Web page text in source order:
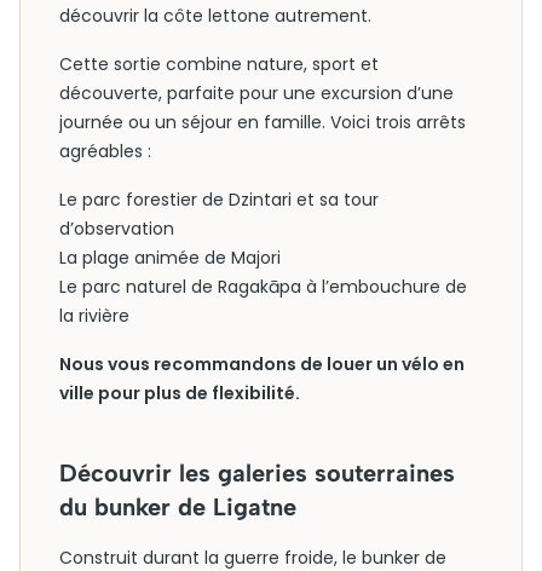
découvrir la côte lettone autrement.
Cette sortie combine nature, sport et
découverte, parfaite pour une excursion d’une
journée ou un séjour en famille. Voici trois arrêts
agréables :
Le parc forestier de Dzintari et sa tour
d’observation
La plage animée de Majori
Le parc naturel de Ragakāpa à l’embouchure de
la rivière
Nous vous recommandons de louer un vélo en
ville pour plus de flexibilité.
Découvrir les galeries souterraines
du bunker de Ligatne
Construit durant la guerre froide, le bunker de